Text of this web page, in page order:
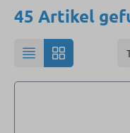
45 Artikel